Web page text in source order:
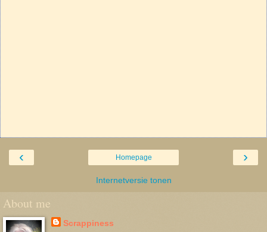
‹ ›
Homepage
Internetversie tonen
About me
Scrappiness